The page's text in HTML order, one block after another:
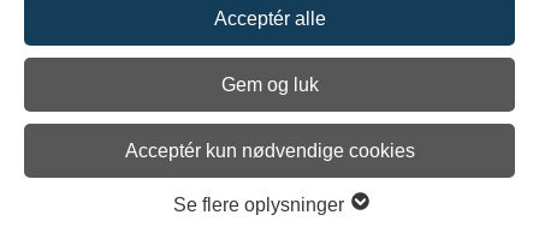
Acceptér alle
Gem og luk
Acceptér kun nødvendige cookies
Se flere oplysninger